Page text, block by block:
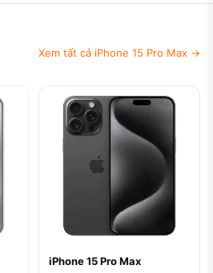
Xem tất cả iPhone 15 Pro Max →
iPhone 15 Pro Max